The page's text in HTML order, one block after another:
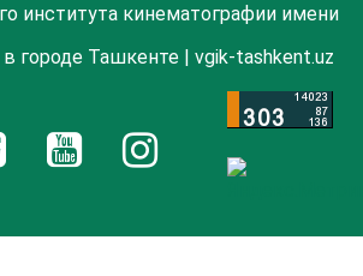
института кинематографии имени
городе Ташкенте | vgik-tashkent.uz